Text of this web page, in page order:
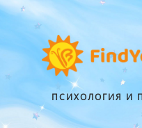
ПСИХОЛОГИЯ И